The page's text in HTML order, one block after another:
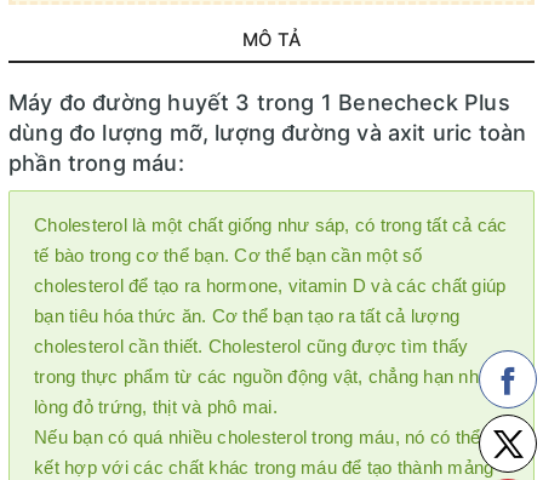
MÔ TẢ
Máy đo đường huyết 3 trong 1 Benecheck Plus
dùng đo lượng mỡ, lượng đường và axit uric toàn
phần trong máu:
Cholesterol là một chất giống như sáp, có trong tất cả các
tế bào trong cơ thể bạn. Cơ thể bạn cần một số
cholesterol để tạo ra hormone, vitamin D và các chất giúp
bạn tiêu hóa thức ăn. Cơ thể bạn tạo ra tất cả lượng
cholesterol cần thiết. Cholesterol cũng được tìm thấy
trong thực phẩm từ các nguồn động vật, chẳng hạn như
lòng đỏ trứng, thịt và phô mai.
Nếu bạn có quá nhiều cholesterol trong máu, nó có thể
kết hợp với các chất khác trong máu để tạo thành mảng